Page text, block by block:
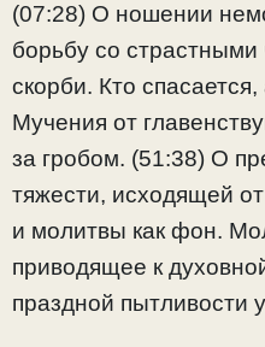
(07:28) О ношении
борьбу со страстными
скорби. Кто
Мучения от
за гробом. (51:38) О
тяжести, исходящей
и молитвы как фон.
приводящее к
праздной пытливости